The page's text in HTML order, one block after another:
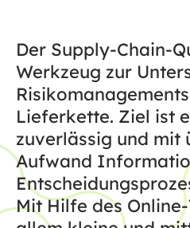
Der Supply-Chain-
Werkzeug zur
Lieferkette. Ziel ist
zuverlässig und mit
Aufwand
Mit Hilfe des